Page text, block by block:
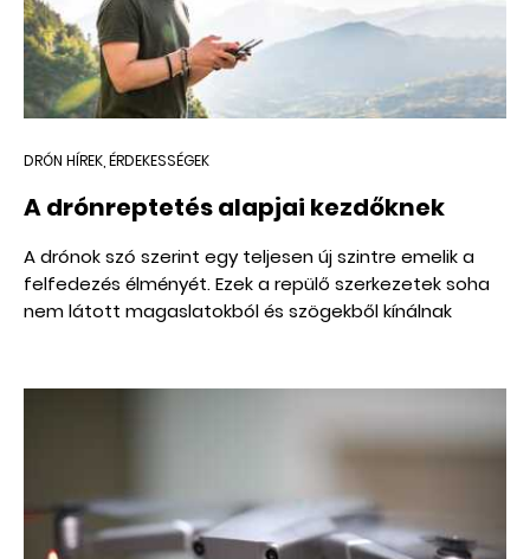
DRÓN HÍREK, ÉRDEKESSÉGEK
A drónreptetés alapjai kezdőknek
A drónok szó szerint egy teljesen új szintre emelik a
felfedezés élményét. Ezek a repülő szerkezetek soha
nem látott magaslatokból és szögekből kínálnak
annak ellenére, hogy sok drón szinte már a dobozból
újdonsült pilótáról ez még nem mondható el. Egyet se
minden, amit kezdő pilótaként tudnod kell a drónokról!